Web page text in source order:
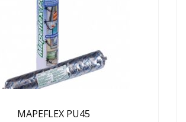
MAPEFLEX PU45